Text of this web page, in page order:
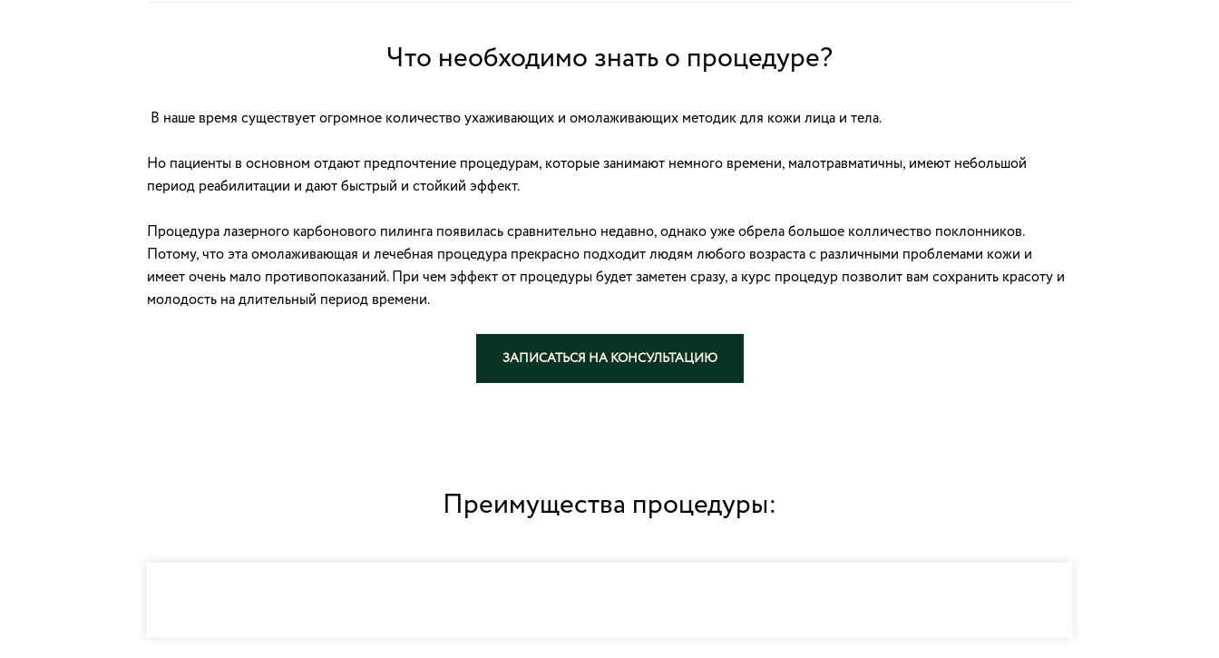
Что необходимо знать о процедуре?
В наше время существует огромное количество ухаживающих и омолаживающих методик для кожи лица и тела.
Но пациенты в основном отдают предпочтение процедурам, которые занимают немного времени, малотравматичны, имеют небольшой
период реабилитации и дают быстрый и стойкий эффект.
Процедура лазерного карбонового пилинга появилась сравнительно недавно, однако уже обрела большое колличество поклонников.
Потому, что эта омолаживающая и лечебная процедура прекрасно подходит людям любого возраста с различными проблемами кожи и
имеет очень мало противопоказаний. При чем эффект от процедуры будет заметен сразу, а курс процедур позволит вам сохранить красоту и
молодость на длительный период времени.
ЗАПИСАТЬСЯ НА КОНСУЛЬТАЦИЮ
Преимущества процедуры: